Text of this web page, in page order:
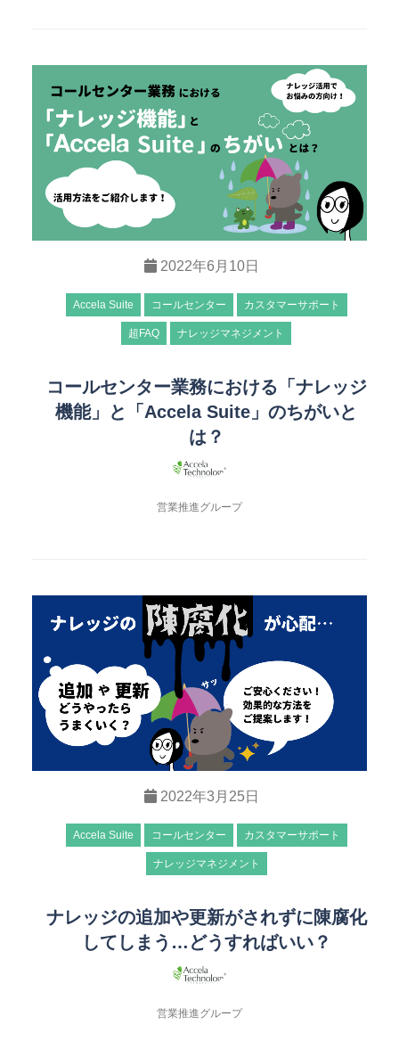
2022年6月10日
Accela Suite コールセンター カスタマーサポート
超FAQ ナレッジマネジメント
コールセンター業務における「ナレッジ
機能」と「Accela Suite」のちがいと
は？
営業推進グループ
2022年3月25日
Accela Suite コールセンター カスタマーサポート
ナレッジマネジメント
ナレッジの追加や更新がされずに陳腐化
してしまう…どうすればいい？
営業推進グループ